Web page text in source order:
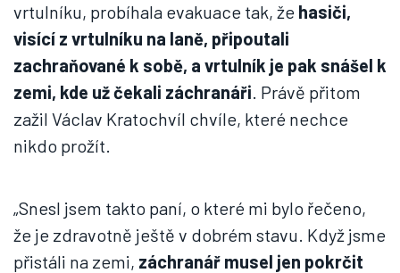
vrtulníku, probíhala evakuace tak, že hasiči,
visící z vrtulníku na laně, připoutali
zachraňované k sobě, a vrtulník je pak snášel k
zemi, kde už čekali záchranáři. Právě přitom
zažil Václav Kratochvíl chvíle, které nechce
nikdo prožít.
„Snesl jsem takto paní, o které mi bylo řečeno,
že je zdravotně ještě v dobrém stavu. Když jsme
přistáli na zemi, záchranář musel jen pokrčit